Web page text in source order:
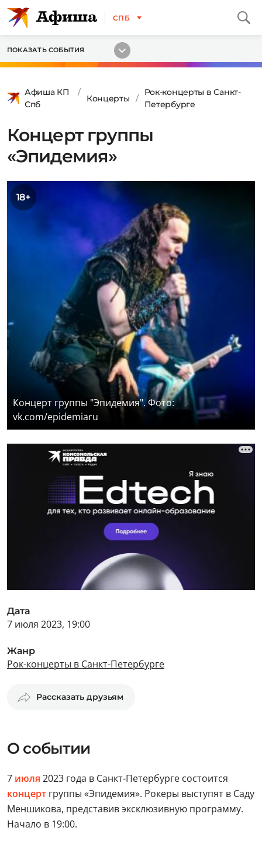
СПБ
ПОКАЗАТЬ СОБЫТИЯ
Афиша КП
Спб
Концерты
Рок-концерты в Санкт-
Петербурге
Концерт группы
«Эпидемия»
18+
Концерт группы "Эпидемия". Фото:
vk.com/epidemiaru
Дата
7 июля 2023, 19:00
Жанр
Рок-концерты в Санкт-Петербурге
Рассказать друзьям
О событии
7 июля 2023 года в Санкт-Петербурге состоится
концерт группы «Эпидемия». Рокеры выступят в Саду
Меншикова, представив эксклюзивную программу.
Начало в 19:00.